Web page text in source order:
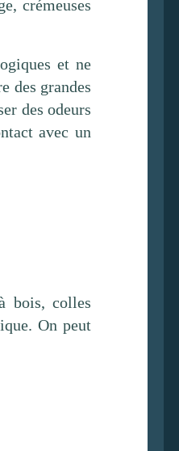
crémeuses
et ne
des grandes
des odeurs
avec un
bois, colles
On peut